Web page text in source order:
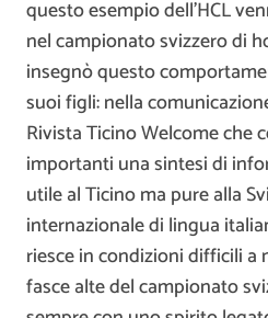
questo esempio dell’HCL
nel campionato svizzero di
insegnò questo
suoi figli: nella
Rivista Ticino Welcome che
importanti una sintesi di
utile al Ticino ma pure alla
internazionale di lingua
riesce in condizioni difficili a
fasce alte del campionato